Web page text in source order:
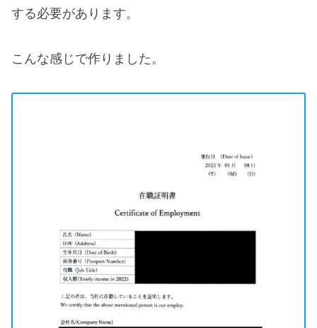
する必要があります。
こんな感じで作りました。